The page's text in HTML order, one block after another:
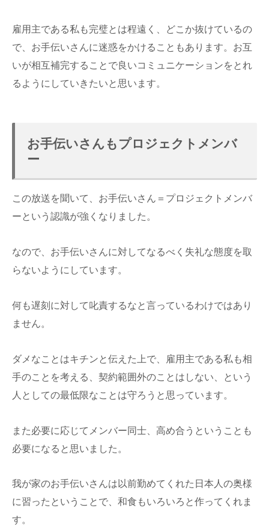
雇用主である私も完璧とは程遠く、どこか抜けているの
で、お手伝いさんに迷惑をかけることもあります。お互
いが相互補完することで良いコミュニケーションをとれ
るようにしていきたいと思います。
お手伝いさんもプロジェクトメンバ
ー
この放送を聞いて、お手伝いさん＝プロジェクトメンバ
ーという認識が強くなりました。
なので、お手伝いさんに対してなるべく失礼な態度を取
らないようにしています。
何も遅刻に対して叱責するなと言っているわけではあり
ません。
ダメなことはキチンと伝えた上で、雇用主である私も相
手のことを考える、契約範囲外のことはしない、という
人としての最低限なことは守ろうと思っています。
また必要に応じてメンバー同士、高め合うということも
必要になると思いました。
我が家のお手伝いさんは以前勤めてくれた日本人の奥様
に習ったということで、和食もいろいろと作ってくれま
す。